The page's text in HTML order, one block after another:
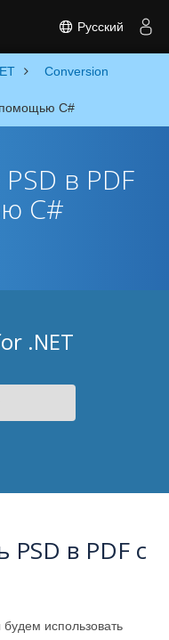
Русский
Conversion
помощью C#
в PDF
C#
.NET
PSD в PDF с
использовать